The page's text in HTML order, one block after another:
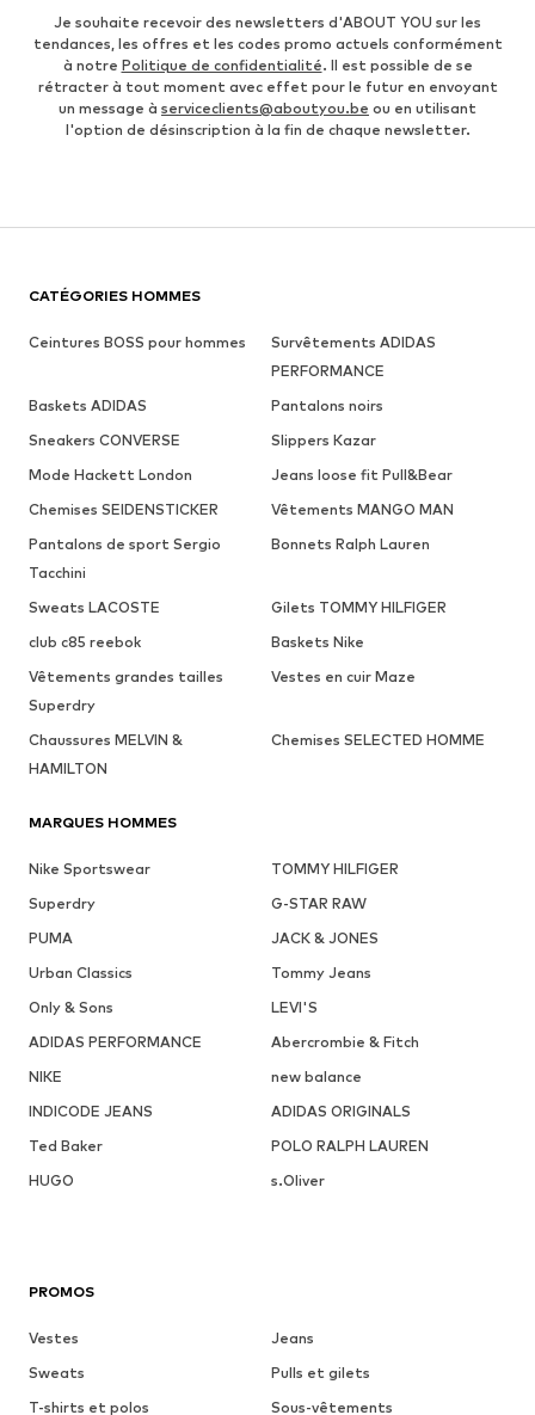
Je souhaite recevoir des newsletters d'ABOUT YOU sur les
tendances, les offres et les codes promo actuels conformément
à notre Politique de confidentialité. Il est possible de se
rétracter à tout moment avec effet pour le futur en envoyant
un message à serviceclients@aboutyou.be ou en utilisant
l'option de désinscription à la fin de chaque newsletter.
CATÉGORIES HOMMES
Ceintures BOSS pour hommes
Survêtements ADIDAS
PERFORMANCE
Baskets ADIDAS
Pantalons noirs
Sneakers CONVERSE
Slippers Kazar
Mode Hackett London
Jeans loose fit Pull&Bear
Chemises SEIDENSTICKER
Vêtements MANGO MAN
Pantalons de sport Sergio
Tacchini
Bonnets Ralph Lauren
Sweats LACOSTE
Gilets TOMMY HILFIGER
club c85 reebok
Baskets Nike
Vêtements grandes tailles
Superdry
Vestes en cuir Maze
Chaussures MELVIN &
HAMILTON
Chemises SELECTED HOMME
MARQUES HOMMES
Nike Sportswear
TOMMY HILFIGER
Superdry
G-STAR RAW
PUMA
JACK & JONES
Urban Classics
Tommy Jeans
Only & Sons
LEVI'S
ADIDAS PERFORMANCE
Abercrombie & Fitch
NIKE
new balance
INDICODE JEANS
ADIDAS ORIGINALS
Ted Baker
POLO RALPH LAUREN
HUGO
s.Oliver
PROMOS
Vestes
Jeans
Sweats
Pulls et gilets
T-shirts et polos
Sous-vêtements